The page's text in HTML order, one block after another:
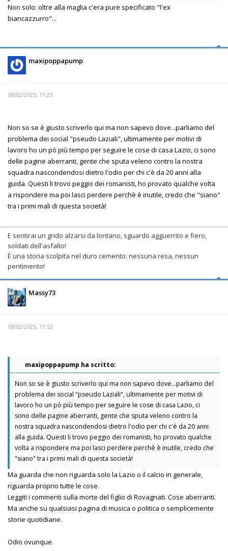
Non solo: oltre alla maglia c'era pure specificato "l'ex
biancazzurro"...
maxipoppapump
08/02/2025, 11:25
Non so se è giusto scriverlo qui ma non sapevo dove...parliamo del
problema dei social "pseudo Laziali", ultimamente per motivi di
lavoro ho un pò più tempo per seguire le cose di casa Lazio, ci sono
delle pagine aberranti, gente che sputa veleno contro la nostra
squadra nascondendosi dietro l'odio per chi c'è da 20 anni alla
guida. Questi li trovo peggio dei romanisti, ho provato qualche volta
a rispondere ma poi lasci perdere perchè è inutile, credo che "siano"
tra i primi mali di questa società!
E sentirai un grido alzarsi da lontano, sguardo agguerrito e fiero,
soldati dell'asfalto!
È una storia scolpita nel duro cemento: nessuna resa, nessun
pentimento!
Massy73
08/02/2025, 11:52
maxipoppapump ha scritto:
Non so se è giusto scriverlo qui ma non sapevo dove...parliamo del
problema dei social "pseudo Laziali", ultimamente per motivi di
lavoro ho un pò più tempo per seguire le cose di casa Lazio, ci
sono delle pagine aberranti, gente che sputa veleno contro la
nostra squadra nascondendosi dietro l'odio per chi c'è da 20 anni
alla guida. Questi li trovo peggio dei romanisti, ho provato qualche
volta a rispondere ma poi lasci perdere perchè è inutile, credo che
"siano" tra i primi mali di questa società!
Ma guarda che non riguarda solo la Lazio o il calcio in generale,
riguarda proprio tutte le cose.
Leggiti i commenti sulla morte del figlio di Rovagnati. Cose aberranti.
Ma anche su qualsiasi pagina di musica o politica o semplicemente
storie quotidiane.
Odio ovunque.